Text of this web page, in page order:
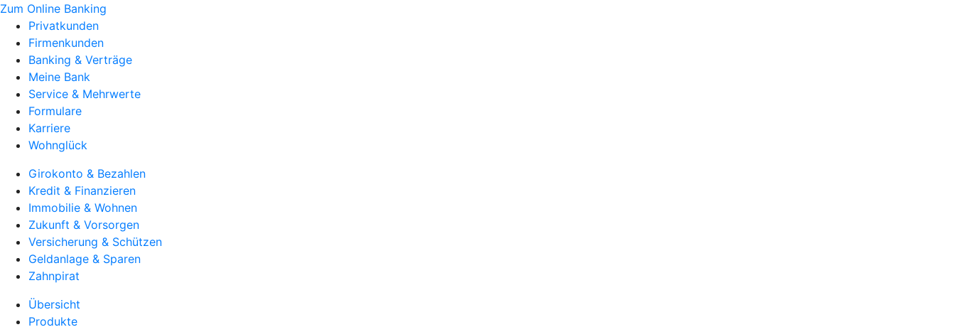
Zum Online Banking
Privatkunden
Firmenkunden
Banking & Verträge
Meine Bank
Service & Mehrwerte
Formulare
Karriere
Wohnglück
Girokonto & Bezahlen
Kredit & Finanzieren
Immobilie & Wohnen
Zukunft & Vorsorgen
Versicherung & Schützen
Geldanlage & Sparen
Zahnpirat
Übersicht
Produkte